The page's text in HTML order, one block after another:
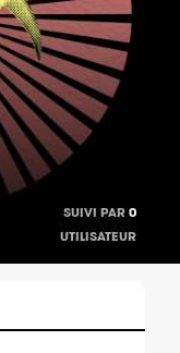
SUIVI PAR 0
UTILISATEUR